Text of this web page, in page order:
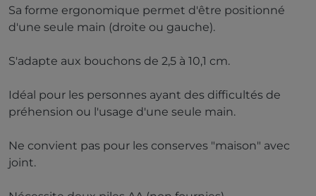
Sa forme ergonomique permet d'être positionné
d'une seule main (droite ou gauche).
S'adapte aux bouchons de 2,5 à 10,1 cm.
Idéal pour les personnes ayant des difficultés de
préhension ou l'usage d'une seule main.
Ne convient pas pour les conserves "maison" avec
joint.